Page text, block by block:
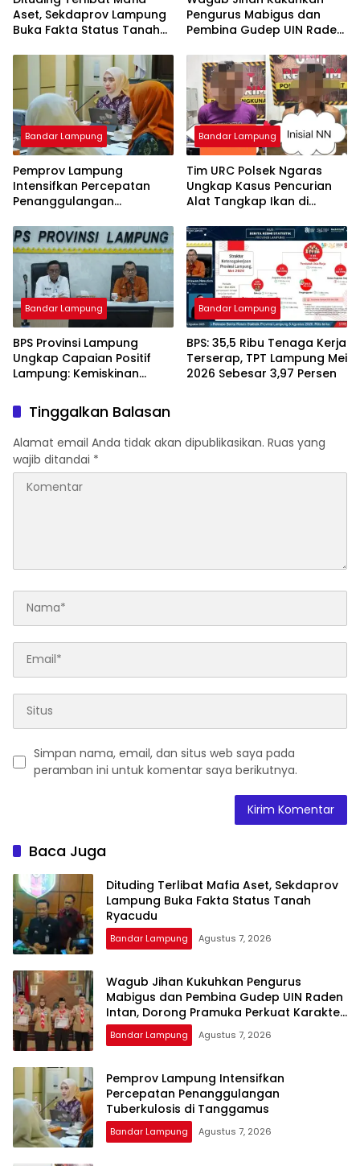
Aset, Sekdaprov Lampung
Buka Fakta Status Tanah
Pengurus Mabigus dan
Pembina Gudep UIN Raden
Perkuat Karakter Generasi
Muda
Bandar Lampung
Pemprov Lampung
Intensifkan Percepatan
Penanggulangan
Tanggamus
Bandar Lampung
Tim URC Polsek Ngaras
Ungkap Kasus Pencurian
Alat Tangkap Ikan di
Terduga Pelaku
Diamankan.
Bandar Lampung
BPS Provinsi Lampung
Ungkap Capaian Positif
Lampung: Kemiskinan
Ekonomi Terus Tumbuh
Bandar Lampung
BPS: 35,5 Ribu Tenaga Kerja
Terserap, TPT Lampung Mei
2026 Sebesar 3,97 Persen
Tinggalkan Balasan
Alamat email Anda tidak akan dipublikasikan. Ruas yang
wajib ditandai *
Simpan nama, email, dan situs web saya pada
peramban ini untuk komentar saya berikutnya.
Baca Juga
Dituding Terlibat Mafia Aset, Sekdaprov
Lampung Buka Fakta Status Tanah
Ryacudu
Bandar Lampung Agustus 7, 2026
Wagub Jihan Kukuhkan Pengurus
Mabigus dan Pembina Gudep UIN Raden
Intan, Dorong Pramuka Perkuat Karakter
Generasi Muda
Bandar Lampung Agustus 7, 2026
Pemprov Lampung Intensifkan
Percepatan Penanggulangan
Tuberkulosis di Tanggamus
Bandar Lampung Agustus 7, 2026